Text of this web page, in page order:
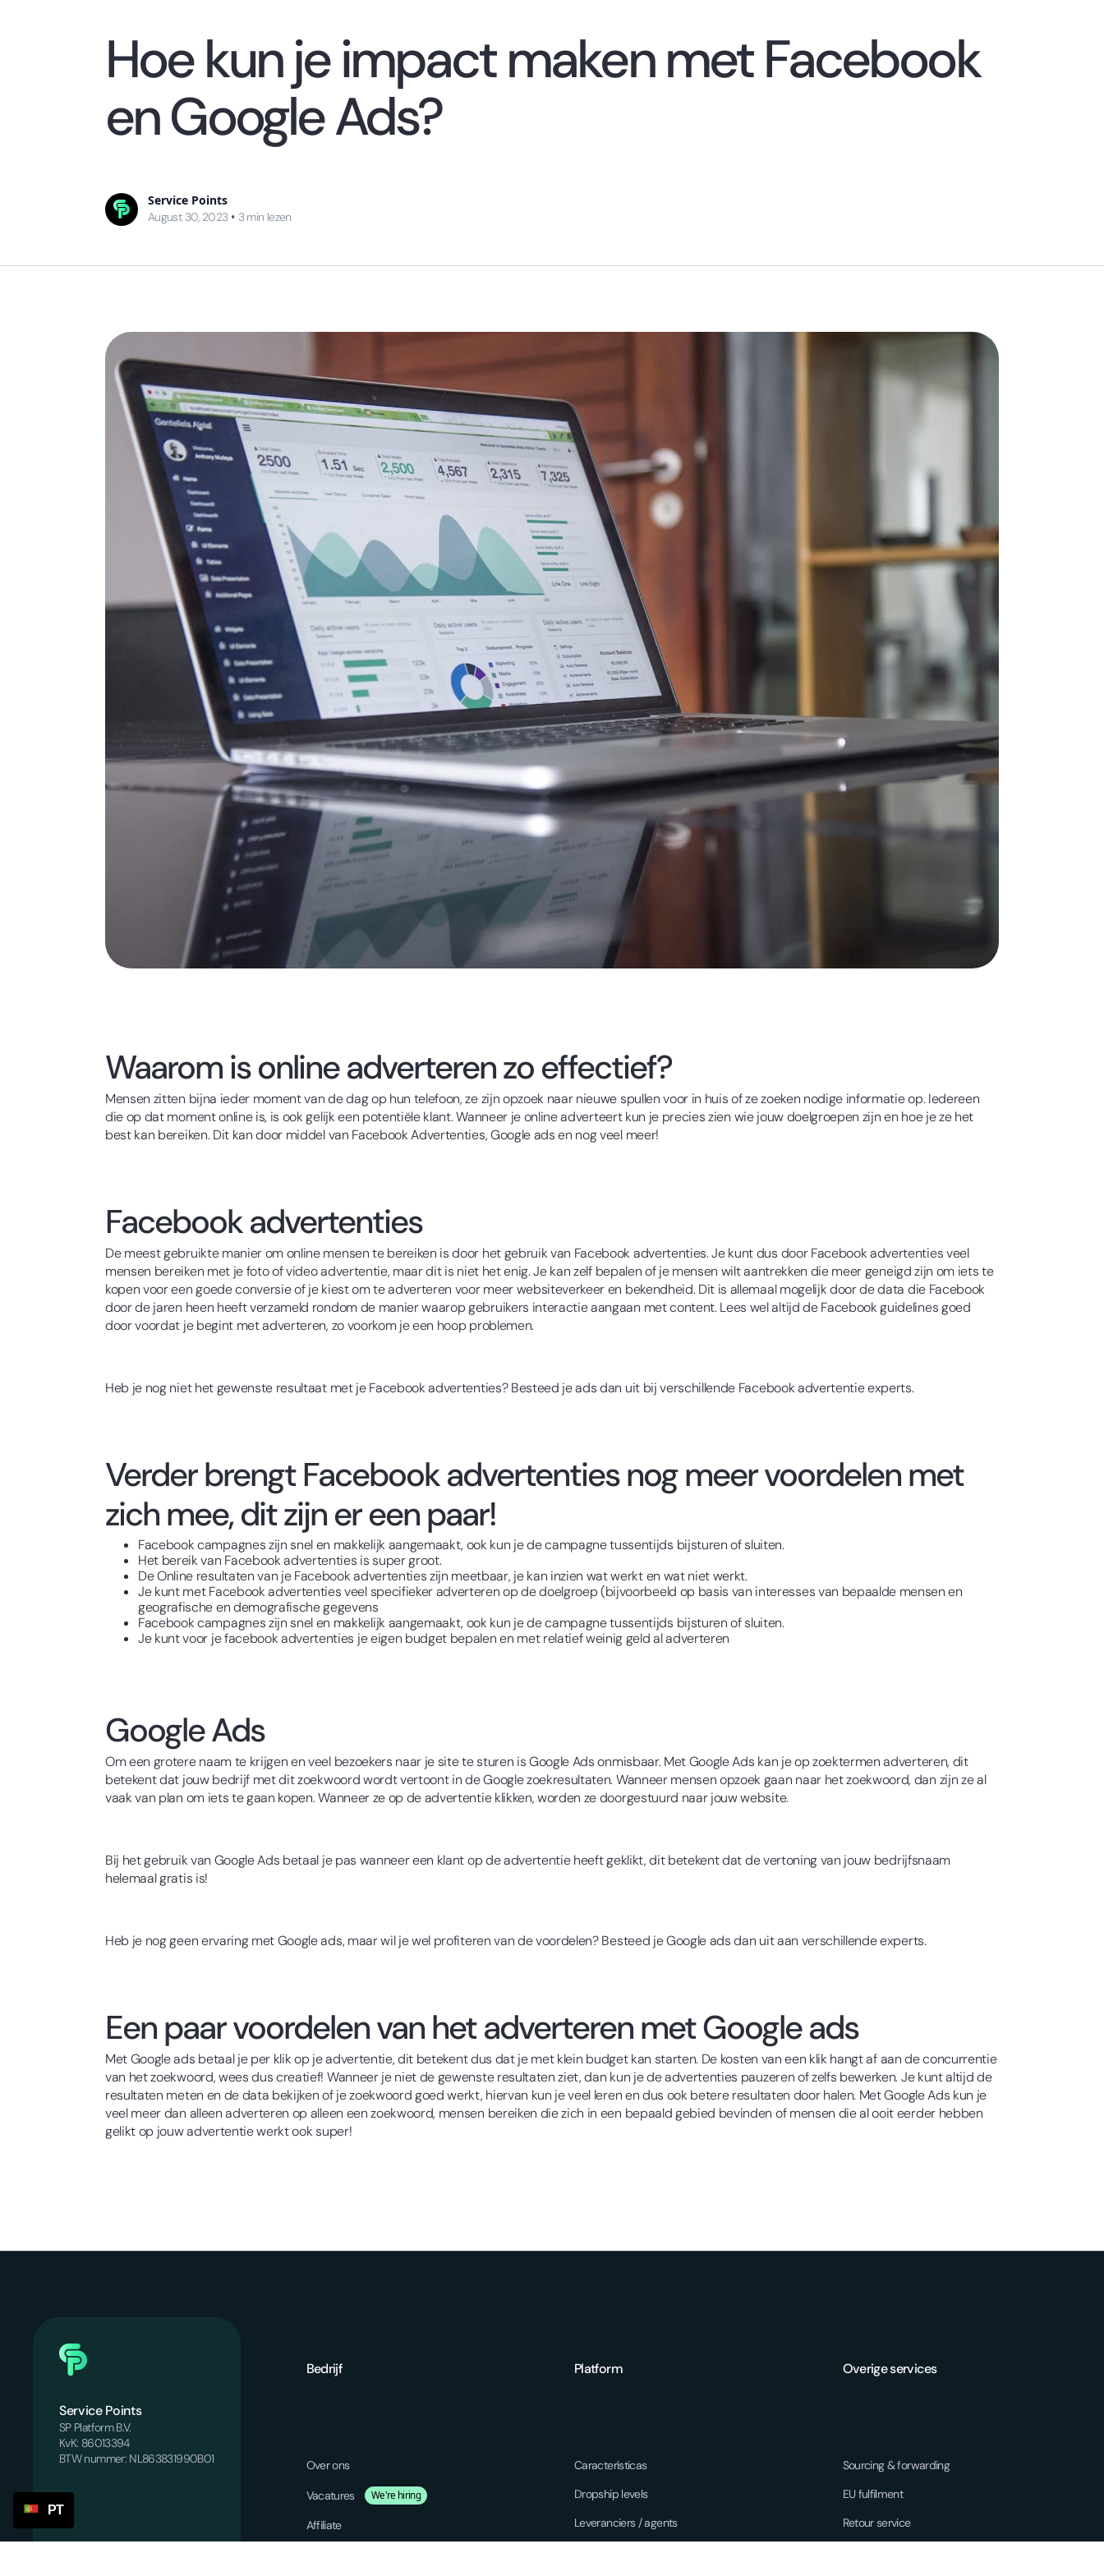
Hoe kun je impact maken met Facebook
en Google Ads?
Service Points
August 30, 2023 • 3 min lezen
Waarom is online adverteren zo effectief?
Mensen zitten bijna ieder moment van de dag op hun telefoon, ze zijn opzoek naar nieuwe spullen voor in huis of ze zoeken nodige informatie op. Iedereen
die op dat moment online is, is ook gelijk een potentiële klant. Wanneer je online adverteert kun je precies zien wie jouw doelgroepen zijn en hoe je ze het
best kan bereiken. Dit kan door middel van Facebook Advertenties, Google ads en nog veel meer!
Facebook advertenties
De meest gebruikte manier om online mensen te bereiken is door het gebruik van Facebook advertenties. Je kunt dus door Facebook advertenties veel
mensen bereiken met je foto of video advertentie, maar dit is niet het enig. Je kan zelf bepalen of je mensen wilt aantrekken die meer geneigd zijn om iets te
kopen voor een goede conversie of je kiest om te adverteren voor meer websiteverkeer en bekendheid. Dit is allemaal mogelijk door de data die Facebook
door de jaren heen heeft verzameld rondom de manier waarop gebruikers interactie aangaan met content. Lees wel altijd de Facebook guidelines goed
door voordat je begint met adverteren, zo voorkom je een hoop problemen.
Heb je nog niet het gewenste resultaat met je Facebook advertenties? Besteed je ads dan uit bij verschillende Facebook advertentie experts.
Verder brengt Facebook advertenties nog meer voordelen met
zich mee, dit zijn er een paar!
Facebook campagnes zijn snel en makkelijk aangemaakt, ook kun je de campagne tussentijds bijsturen of sluiten.
Het bereik van Facebook advertenties is super groot.
De Online resultaten van je Facebook advertenties zijn meetbaar, je kan inzien wat werkt en wat niet werkt.
Je kunt met Facebook advertenties veel specifieker adverteren op de doelgroep (bijvoorbeeld op basis van interesses van bepaalde mensen en
geografische en demografische gegevens
Facebook campagnes zijn snel en makkelijk aangemaakt, ook kun je de campagne tussentijds bijsturen of sluiten.
Je kunt voor je facebook advertenties je eigen budget bepalen en met relatief weinig geld al adverteren
Google Ads
Om een grotere naam te krijgen en veel bezoekers naar je site te sturen is Google Ads onmisbaar. Met Google Ads kan je op zoektermen adverteren, dit
betekent dat jouw bedrijf met dit zoekwoord wordt vertoont in de Google zoekresultaten. Wanneer mensen opzoek gaan naar het zoekwoord, dan zijn ze al
vaak van plan om iets te gaan kopen. Wanneer ze op de advertentie klikken, worden ze doorgestuurd naar jouw website.
Bij het gebruik van Google Ads betaal je pas wanneer een klant op de advertentie heeft geklikt, dit betekent dat de vertoning van jouw bedrijfsnaam
helemaal gratis is!
Heb je nog geen ervaring met Google ads, maar wil je wel profiteren van de voordelen? Besteed je Google ads dan uit aan verschillende experts.
Een paar voordelen van het adverteren met Google ads
Met Google ads betaal je per klik op je advertentie, dit betekent dus dat je met klein budget kan starten. De kosten van een klik hangt af aan de concurrentie
van het zoekwoord, wees dus creatief! Wanneer je niet de gewenste resultaten ziet, dan kun je de advertenties pauzeren of zelfs bewerken. Je kunt altijd de
resultaten meten en de data bekijken of je zoekwoord goed werkt, hiervan kun je veel leren en dus ook betere resultaten door halen. Met Google Ads kun je
veel meer dan alleen adverteren op alleen een zoekwoord, mensen bereiken die zich in een bepaald gebied bevinden of mensen die al ooit eerder hebben
gelikt op jouw advertentie werkt ook super!
Service Points
SP Platform B.V.
KvK: 86013394
BTW nummer: NL863831990B01
Bedrijf
Over ons
Vacatures We're hiring
Affiliate
Platform
Características
Dropship levels
Leveranciers / agents
Overige services
Sourcing & forwarding
EU fulfilment
Retour service
PT